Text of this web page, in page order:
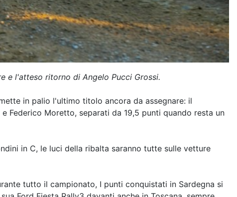
e l'atteso ritorno di Angelo Pucci Grossi.
in palio l'ultimo titolo ancora da assegnare: il
Federico Moretto, separati da 19,5 punti quando resta un
in C, le luci della ribalta saranno tutte sulle vetture
tutto il campionato, I punti conquistati in Sardegna si